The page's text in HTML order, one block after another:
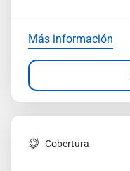
Más información
Cobertura